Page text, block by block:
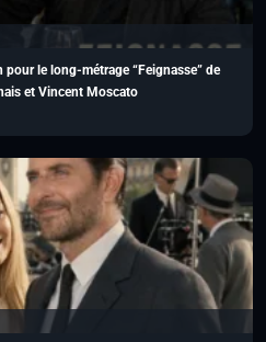
le long-métrage “Feignasse” de
et Vincent Moscato